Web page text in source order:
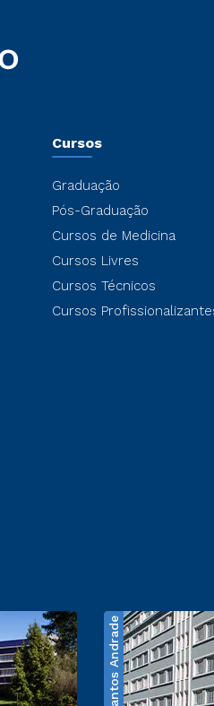
Cursos
Graduação
Pós-Graduação
Cursos de Medicina
Cursos Livres
Cursos Técnicos
Cursos
Santos Andrade